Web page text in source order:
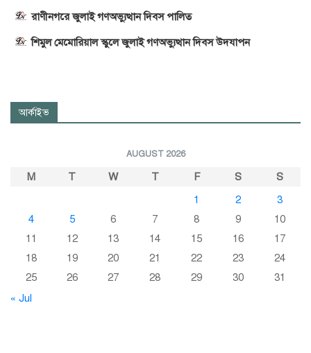
রাণীনগরে জুলাই গণঅভ্যুত্থান দিবস পালিত
শিমুল মেমোরিয়াল স্কুলে জুলাই গণঅভ্যুত্থান দিবস উদযাপন
আর্কাইভ
AUGUST 2026
M T W T F S
S
1
2
3
4
5 6 7 8 9
10
11
12 13 14 15 16
17
18
19 20 21 22 23
24
25
26 27 28 29 30
31
« Jul